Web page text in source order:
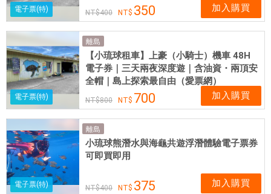
電子票(特) 400 350 加入購買
電子票(特)
離島
【小琉球租車】上豪（小騎士）機車 48H
電子券｜三天兩夜深度遊｜含油資・兩頂安
全帽｜島上探索最自由（愛票網）
800 700 加入購買
電子票(特)
離島
小琉球熊潛水與海龜共遊浮潛體驗電子票券
可即買即用
400 375 加入購買